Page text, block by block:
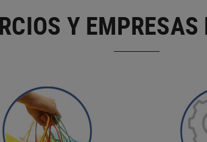
Y EMPRESAS